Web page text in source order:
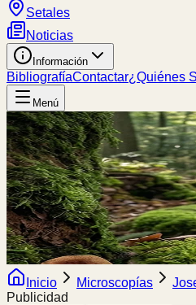
Setales
Noticias
Información
BibliografíaContactar¿Quiénes
Menú
Inicio Microscopías
Publicidad